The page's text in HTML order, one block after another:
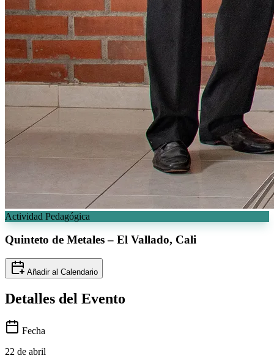
Actividad Pedagógica
Quinteto de Metales – El Vallado, Cali
Añadir al Calendario
Detalles del Evento
Fecha
22 de abril